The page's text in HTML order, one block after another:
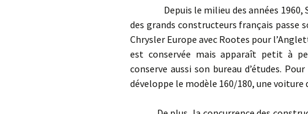
Depuis le milieu des années 1960,
des grands constructeurs français passe
Chrysler Europe avec Rootes pour
est conservée mais apparaît petit à
conserve aussi son bureau d’études.
développe le modèle 160/180, une voiture